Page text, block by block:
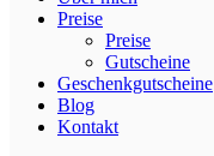
Preise
Preise
Gutscheine
Geschenkgutscheine
Blog
Kontakt